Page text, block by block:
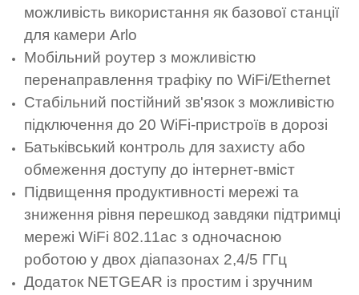
можливість використання як базової станції
для камери Arlo
Мобільний роутер з можливістю
перенаправлення трафіку по WiFi/Ethernet
Стабільний постійний зв'язок з можливістю
підключення до 20 WiFi-пристроїв в дорозі
Батьківський контроль для захисту або
обмеження доступу до інтернет-вміст
Підвищення продуктивності мережі та
зниження рівня перешкод завдяки підтримці
мережі WiFi 802.11ac з одночасною
роботою у двох діапазонах 2,4/5 ГГц
Додаток NETGEAR із простим і зручним